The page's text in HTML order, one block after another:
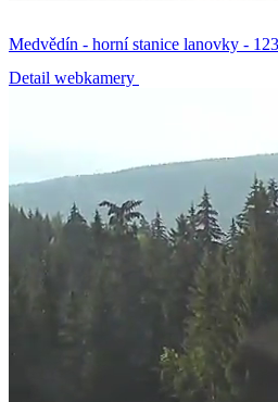
Medvědín - horní stanice lanovky -
Detail webkamery